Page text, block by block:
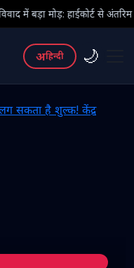
से अंतरिम राहत के बाद 3 असिस्टेंट
अहिन्दी 🌙